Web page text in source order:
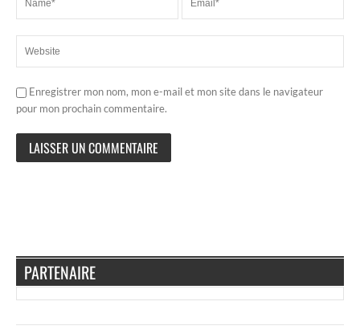
Enregistrer mon nom, mon e-mail et mon site dans le navigateur
pour mon prochain commentaire.
PARTENAIRE